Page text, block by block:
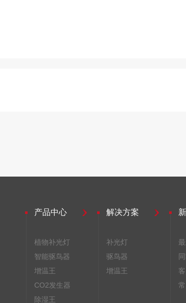
产品中心
植物补光灯
智能驱鸟器
增温王
CO2发生器
除湿王
解决方案
补光灯
驱鸟器
增温王